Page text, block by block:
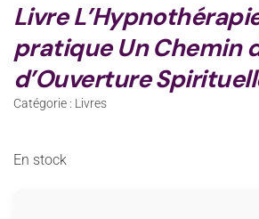
Livre
pratique Un Chemin
d’Ouverture
Catégorie : Livres
En stock